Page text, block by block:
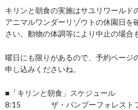
キリンと朝食の実施はサユリワールド
アニマルワンダーリゾウトの休園日を
さい。動物の体調等により中止の場合
曜日にも限りがあるので、予約ページ
申し込みくださいね。
■「キリンと朝食」スケジュール
8:15 ザ・バンブーフォレストフ